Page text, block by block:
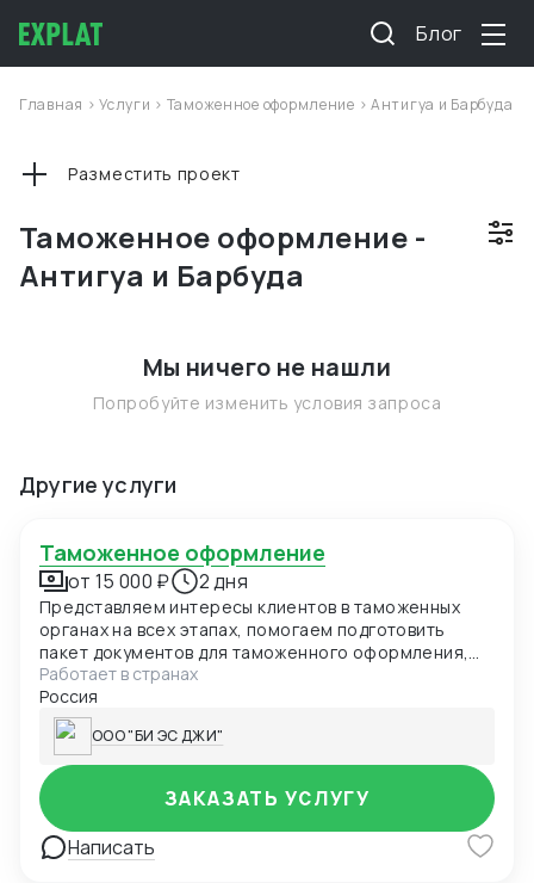
Блог
Главная >Услуги > Таможенное оформление >Антигуа и Барбуда
Таможенное оформление -
Антигуа и Барбуда
Разместить проект
Мы ничего не нашли
Попробуйте изменить условия запроса
Другие услуги
Таможенное оформление
от 15 000 ₽ 2 дня
Представляем интересы клиентов в таможенных
органах на всех этапах, помогаем подготовить
пакет документов для таможенного оформления,
содействуем в сертификации, производим расчет
таможенных платежей, обеспечиваем хранение
грузов, дальнейшую доставку.
Работает в странах
Россия
ООО "БИ ЭС ДЖИ"
Написать
ЗАКАЗАТЬ УСЛУГУ